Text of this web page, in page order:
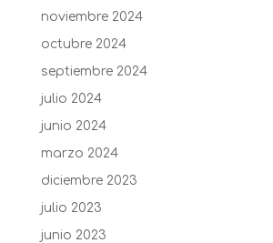
noviembre 2024
octubre 2024
septiembre 2024
julio 2024
junio 2024
marzo 2024
diciembre 2023
julio 2023
junio 2023